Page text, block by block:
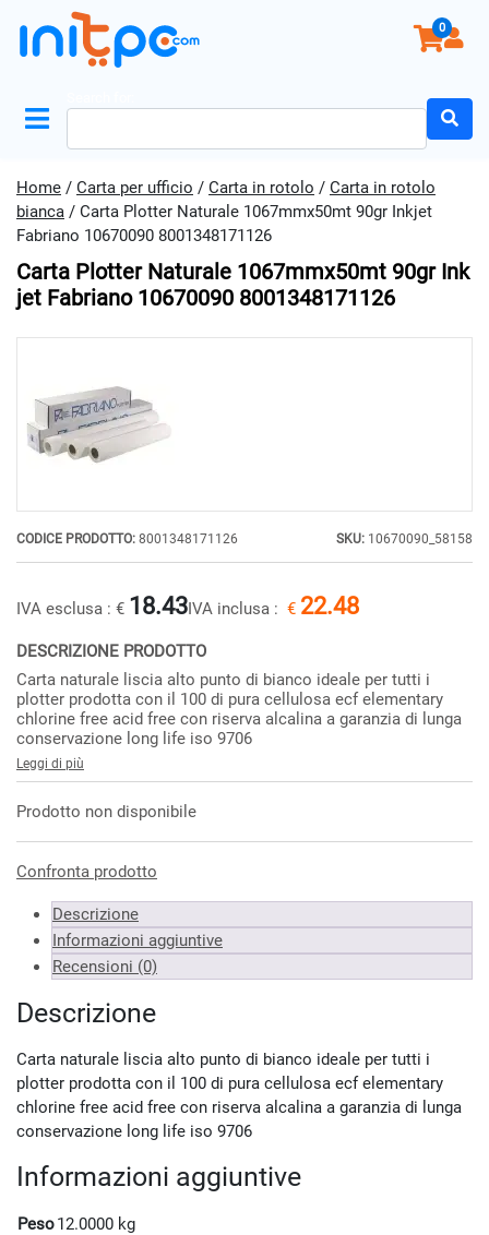
0
Home / Carta per ufficio / Carta in rotolo / Carta in rotolo
bianca / Carta Plotter Naturale 1067mmx50mt 90gr Inkjet
Fabriano 10670090 8001348171126
Carta Plotter Naturale 1067mmx50mt 90gr Ink
Jet Fabriano 10670090 8001348171126
CODICE PRODOTTO: 8001348171126 SKU: 10670090_58158
IVA esclusa : € 18.43IVA inclusa : € 22.48
DESCRIZIONE PRODOTTO
Carta naturale liscia alto punto di bianco ideale per tutti i
plotter prodotta con il 100 di pura cellulosa ecf elementary
chlorine free acid free con riserva alcalina a garanzia di lunga
conservazione long life iso 9706
Leggi di più
Prodotto non disponibile
Confronta prodotto
Descrizione
Informazioni aggiuntive
Recensioni (0)
Descrizione
Carta naturale liscia alto punto di bianco ideale per tutti i
plotter prodotta con il 100 di pura cellulosa ecf elementary
chlorine free acid free con riserva alcalina a garanzia di lunga
conservazione long life iso 9706
Informazioni aggiuntive
Peso12.0000 kg